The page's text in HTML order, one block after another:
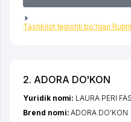
Tashkilot tegishli bo'lgan
2. ADORA DO'KON
Yuridik nomi: LAURA PERI
Brend nomi:ADORA DO'KON